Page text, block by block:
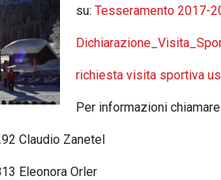
su: Tesseramento 2017-
richiesta visita sportiva
Per informazioni
Claudio Zanetel
Eleonora Orler